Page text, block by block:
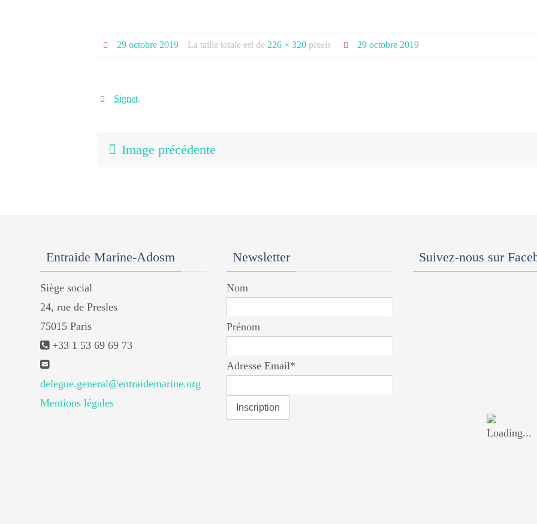
29 octobre 2019 La taille totale est de 226 × 320pixels 29 octobre 2019
Signet.
Image précédente
Entraide Marine-Adosm
Siège social
24, rue de Presles
75015 Paris
+33 1 53 69 69 73
delegue.general@entraidemarine.org
Mentions légales
Newsletter
Nom
Prénom
Adresse Email*
Suivez-nous sur